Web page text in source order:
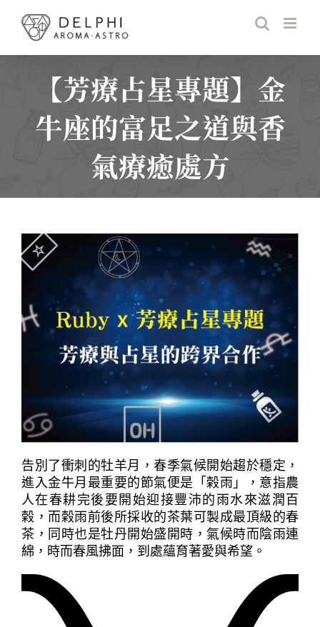
content
【芳療占星專題】金
牛座的富足之道與香
氣療癒處方
告別了衝刺的牡羊月，春季氣候開始趨於穩定，
進入金牛月最重要的節氣便是「榖雨」，意指農
人在春耕完後要開始迎接豐沛的雨水來滋潤百
榖，而榖雨前後所採收的茶葉可製成最頂級的春
茶，同時也是牡丹開始盛開時，氣候時而陰雨連
綿，時而春風拂面，到處蘊育著愛與希望。